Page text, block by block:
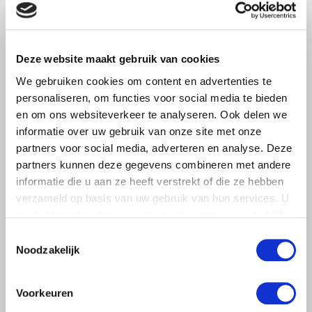
Deze website maakt gebruik van cookies
We gebruiken cookies om content en advertenties te
personaliseren, om functies voor social media te bieden
en om ons websiteverkeer te analyseren. Ook delen we
informatie over uw gebruik van onze site met onze
partners voor social media, adverteren en analyse. Deze
partners kunnen deze gegevens combineren met andere
informatie die u aan ze heeft verstrekt of die ze hebben
verzameld op basis van uw gebruik van hun services. U
Noodzakelijk
Voorkeuren
LTO sluit aan bij demonstratie tegen
dreigende onteigening
ZLTO, LLTB, LTO Noord en LTO Nederland roepen hun
leden op om op vrijdagochtend 14 augustus massaal naar
het voorplein van het provinciehuis in Den Bosch te
komen…
Lees meer